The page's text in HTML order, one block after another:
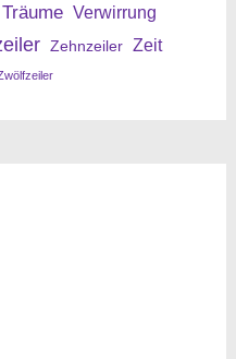
Träume Verwirrung
Zehnzeiler Zeit